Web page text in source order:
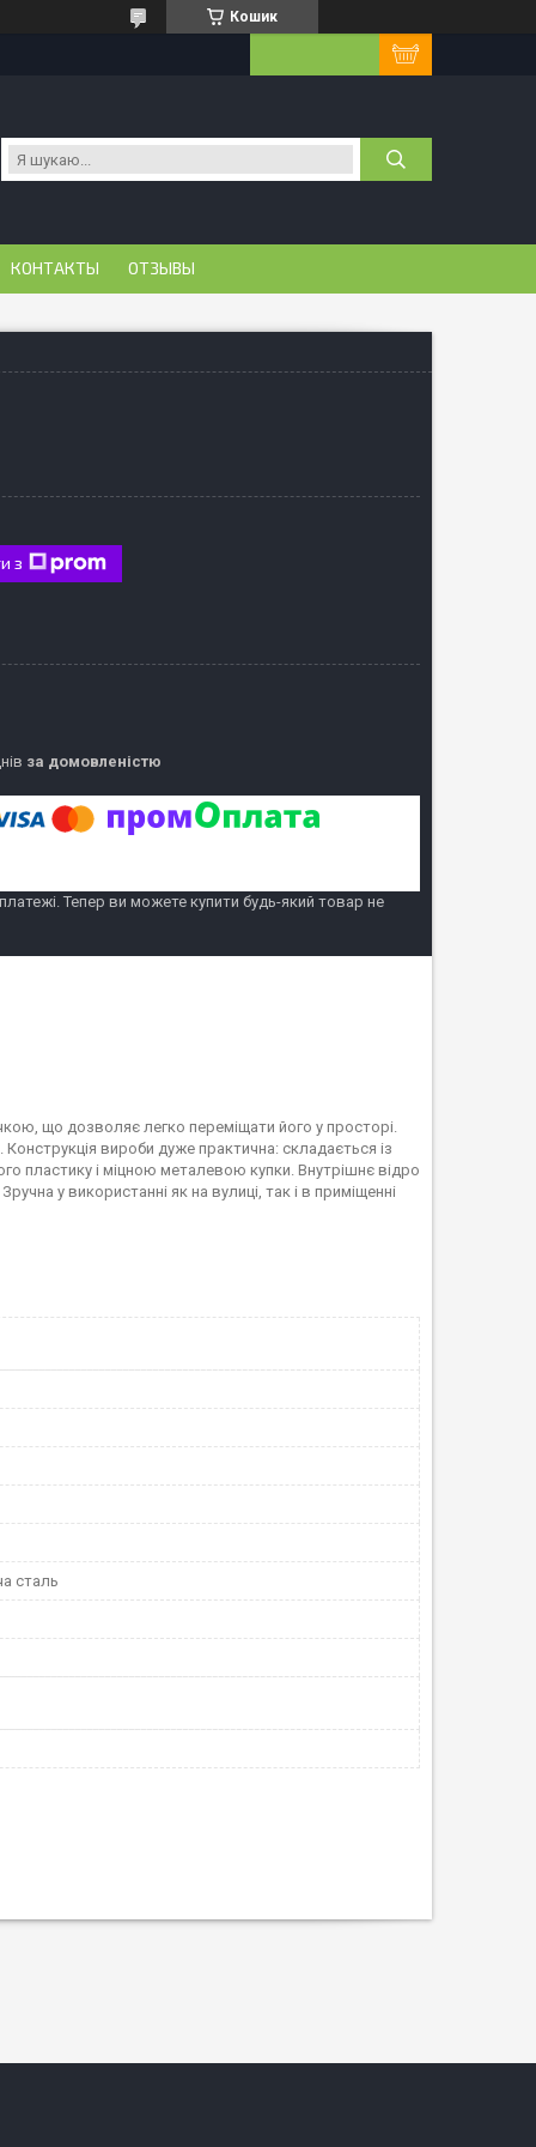
Кошик
КОНТАКТЫ ОТЗЫВЫ
з
за домовленістю
Тепер ви можете купити будь-який товар не
що дозволяє легко переміщати його у просторі.
вироби дуже практична: складається із
пластику і міцною металевою купки. Внутрішнє відро
у використанні як на вулиці, так і в приміщенні
сталь